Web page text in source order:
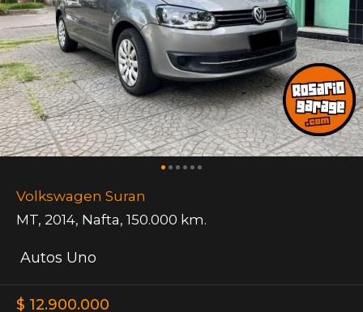
Volkswagen Suran
MT, 2014, Nafta, 150.000 km.
Autos Uno
$ 12.900.000